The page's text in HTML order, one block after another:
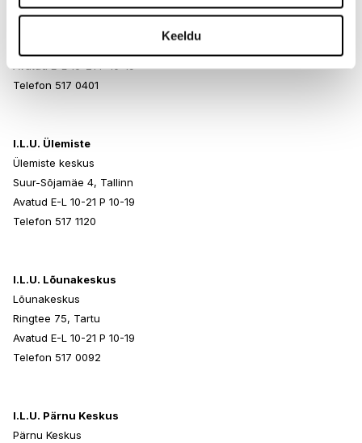
Keeldu
I.L.U. Rocca al Mare
Telefon 517 0401
I.L.U. Ülemiste
Ülemiste keskus
Suur-Sõjamäe 4, Tallinn
Avatud E-L 10-21 P 10-19
Telefon 517 1120
I.L.U. Lõunakeskus
Lõunakeskus
Ringtee 75, Tartu
Avatud E-L 10-21 P 10-19
Telefon 517 0092
I.L.U. Pärnu Keskus
Pärnu Keskus